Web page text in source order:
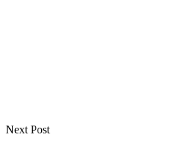
Next Post